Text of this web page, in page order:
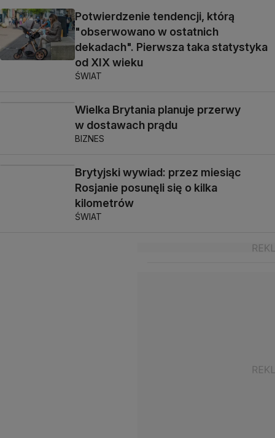
Potwierdzenie tendencji, którą
"obserwowano w ostatnich
dekadach". Pierwsza taka statystyka
od XIX wieku
ŚWIAT
Wielka Brytania planuje przerwy
w dostawach prądu
BIZNES
Brytyjski wywiad: przez miesiąc
Rosjanie posunęli się o kilka
kilometrów
ŚWIAT